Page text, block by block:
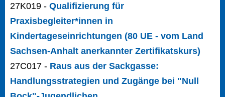
27K019 - Qualifizierung für
Praxisbegleiter*innen in
Kindertageseinrichtungen (80 UE - vom Land
Sachsen-Anhalt anerkannter Zertifikatskurs)
27C017 - Raus aus der Sackgasse:
Handlungsstrategien und Zugänge bei "Null